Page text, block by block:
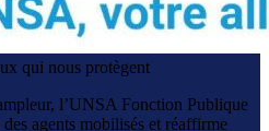
qui nous protègent
l’UNSA Fonction Publique
agents mobilisés et réaffirme